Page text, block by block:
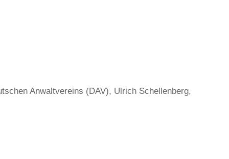
Anwaltvereins (DAV), Ulrich Schellenberg,